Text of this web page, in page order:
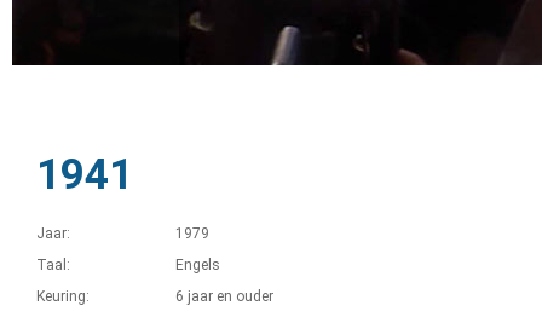
1941
Jaar:
1979
Taal:
Engels
Keuring:
6 jaar en ouder